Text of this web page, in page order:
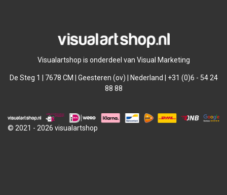
Visualartshop is onderdeel van Visual Marketing
De Steg 1 | 7678 CM | Geesteren (ov) | Nederland | +31 (0)6 - 54 24
88 88
© 2021 - 2026 visualartshop